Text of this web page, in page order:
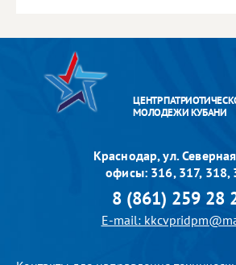
ЦЕНТР
МОЛОДЕЖИ КУБАНИ
Краснодар, ул.
офисы: 316, 317, 318,
8 (861) 259 28
E-mail: